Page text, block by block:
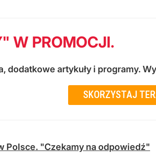
W PROMOCJI.
dodatkowe artykuły i programy.
SKORZYSTAJ
Polsce. "Czekamy na odpowiedź"